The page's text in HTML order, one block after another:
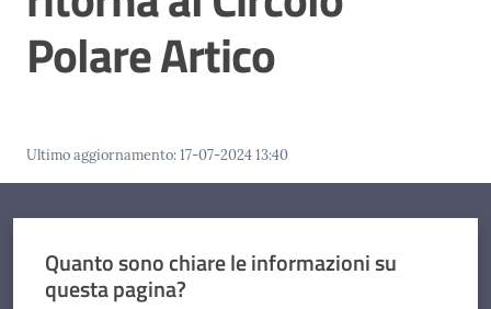
Comunicazione
e
media
Concorsi
formazione
Polare Artico
Ultimo aggiornamento:17-07-2024 13:40
Quanto sono chiare le informazioni su
questa pagina?